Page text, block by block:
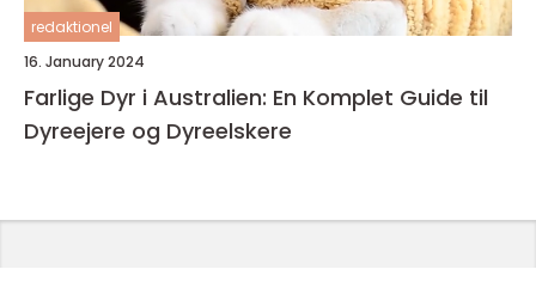
redaktionel
16. January 2024
Farlige Dyr i Australien: En Komplet Guide til
Dyreejere og Dyreelskere